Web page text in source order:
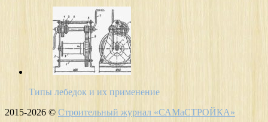
Типы лебедок и их применение
2015-2026 © Строительный журнал «САМаСТРОЙКА»